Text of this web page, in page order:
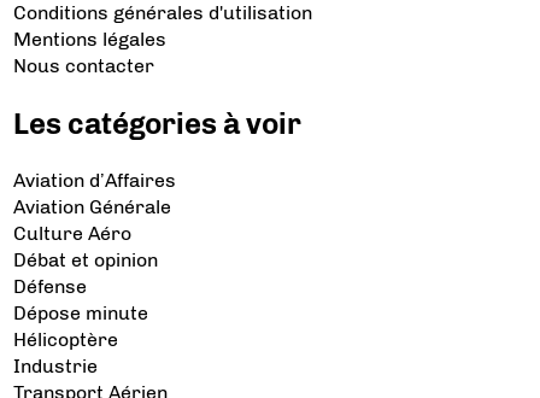
Conditions générales d'utilisation
Mentions légales
Nous contacter
Les catégories à voir
Aviation d’Affaires
Aviation Générale
Culture Aéro
Débat et opinion
Défense
Dépose minute
Hélicoptère
Industrie
Transport Aérien